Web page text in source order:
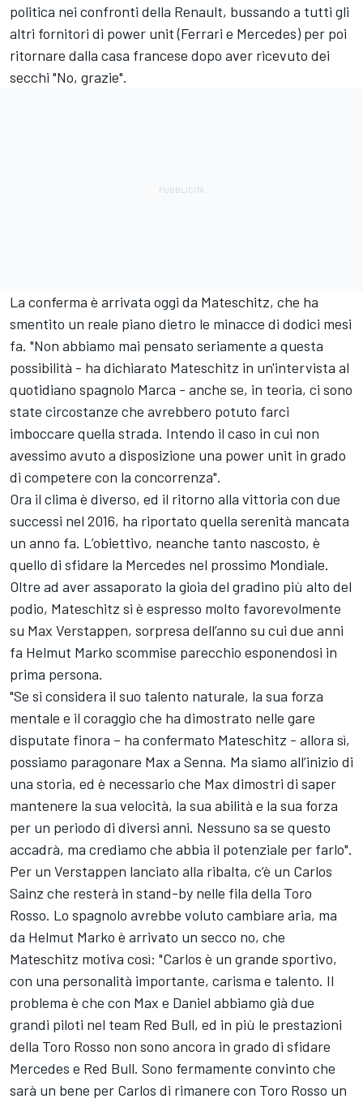
politica nei confronti della Renault, bussando a tutti gli
altri fornitori di power unit (Ferrari e Mercedes) per poi
ritornare dalla casa francese dopo aver ricevuto dei
secchi "No, grazie".
La conferma è arrivata oggi da Mateschitz, che ha
smentito un reale piano dietro le minacce di dodici mesi
fa. "Non abbiamo mai pensato seriamente a questa
possibilità - ha dichiarato Mateschitz in un'intervista al
quotidiano spagnolo Marca - anche se, in teoria, ci sono
state circostanze che avrebbero potuto farci
imboccare quella strada. Intendo il caso in cui non
avessimo avuto a disposizione una power unit in grado
di competere con la concorrenza".
Ora il clima è diverso, ed il ritorno alla vittoria con due
successi nel 2016, ha riportato quella serenità mancata
un anno fa. L’obiettivo, neanche tanto nascosto, è
quello di sfidare la Mercedes nel prossimo Mondiale.
Oltre ad aver assaporato la gioia del gradino più alto del
podio, Mateschitz si è espresso molto favorevolmente
su Max Verstappen, sorpresa dell’anno su cui due anni
fa Helmut Marko scommise parecchio esponendosi in
prima persona.
"Se si considera il suo talento naturale, la sua forza
mentale e il coraggio che ha dimostrato nelle gare
disputate finora – ha confermato Mateschitz - allora sì,
possiamo paragonare Max a Senna. Ma siamo all’inizio di
una storia, ed è necessario che Max dimostri di saper
mantenere la sua velocità, la sua abilità e la sua forza
per un periodo di diversi anni. Nessuno sa se questo
accadrà, ma crediamo che abbia il potenziale per farlo".
Per un Verstappen lanciato alla ribalta, c’è un Carlos
Sainz che resterà in stand-by nelle fila della Toro
Rosso. Lo spagnolo avrebbe voluto cambiare aria, ma
da Helmut Marko è arrivato un secco no, che
Mateschitz motiva così: "Carlos è un grande sportivo,
con una personalità importante, carisma e talento. Il
problema è che con Max e Daniel abbiamo già due
grandi piloti nel team Red Bull, ed in più le prestazioni
della Toro Rosso non sono ancora in grado di sfidare
Mercedes e Red Bull. Sono fermamente convinto che
sarà un bene per Carlos di rimanere con Toro Rosso un